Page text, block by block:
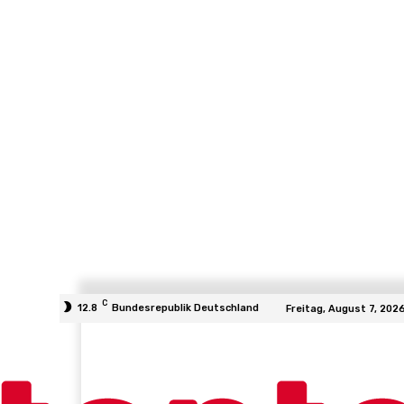
12.8 C Bundesrepublik Deutschland Freitag, August 7,